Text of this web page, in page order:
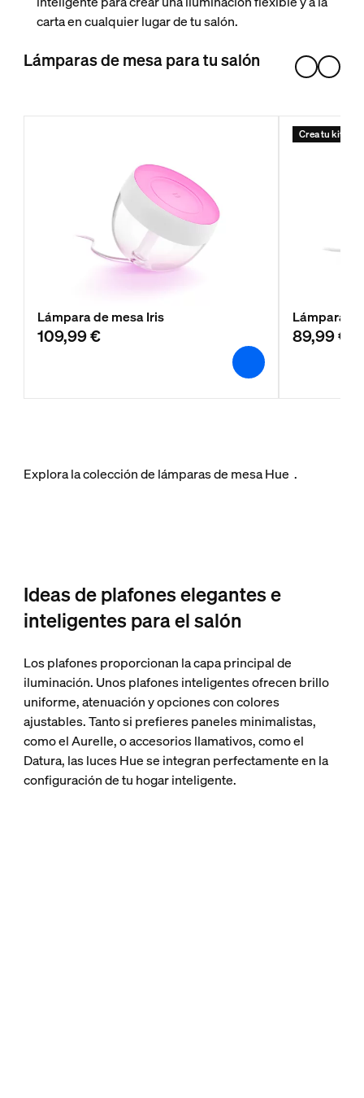
carta en cualquier lugar de tu salón.
Lámparas de mesa para tu salón
Lámpara de mesa Iris
109,99 €
Crea tu kit de
Lámpara
89,99 €
Explora la colección de lámparas de mesa Hue .
Ideas de plafones elegantes e
inteligentes para el salón
Los plafones proporcionan la capa principal de
iluminación. Unos plafones inteligentes ofrecen brillo
uniforme, atenuación y opciones con colores
ajustables. Tanto si prefieres paneles minimalistas,
como el Aurelle, o accesorios llamativos, como el
Datura, las luces Hue se integran perfectamente en la
configuración de tu hogar inteligente.